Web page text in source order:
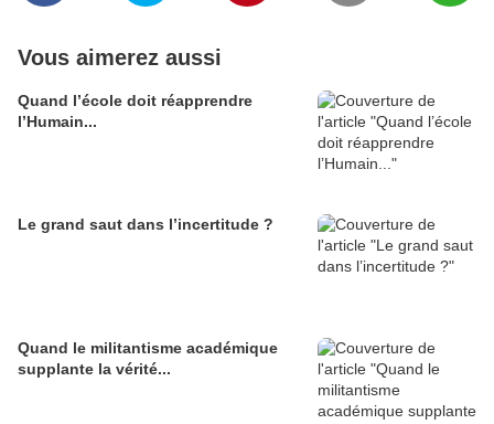
Vous aimerez aussi
Quand l’école doit réapprendre
l’Humain...
Le grand saut dans l’incertitude ?
Quand le militantisme académique
supplante la vérité...